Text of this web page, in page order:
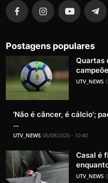
Postagens populares
Quartas
UTV_NEWS
'Não é câncer, é cálcio';
...
UTV_NEWS 06/08/2026 - 10:40
Casal é
UTV_NEWS